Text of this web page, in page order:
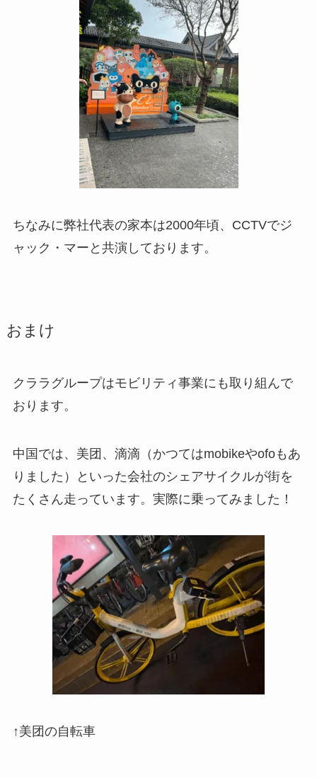
ちなみに弊社代表の家本は2000年頃、CCTVでジ
ャック・マーと共演しております。
おまけ
クララグループはモビリティ事業にも取り組んで
おります。
中国では、美团、滴滴（かつてはmobikeやofoもあ
りました）といった会社のシェアサイクルが街を
たくさん走っています。実際に乗ってみました！
↑美团の自転車